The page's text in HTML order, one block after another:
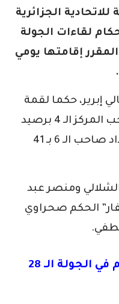
الجزائرية
لقاءات الجولة
المقرر إقامتها يومي
إبرير، حكما لقمة
الجولة بين أولمبيك أقبو. صاحب المركز الـ 4 برصيد
44 نقطة، وضيفه شباب بلوزداد صاحب الـ 6 بـ 41
ومنصر عبد
الحكم صحراوي
وجاءت باقي تعيينات الحكام في الجولة الـ 28